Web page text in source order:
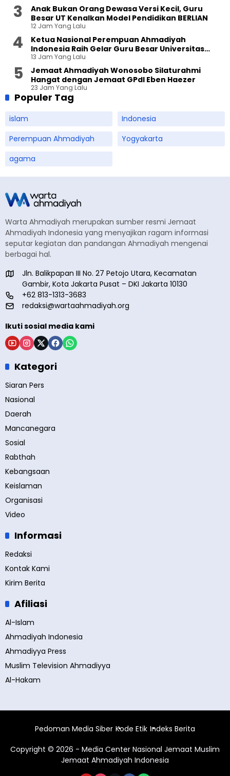
Anak Bukan Orang Dewasa Versi Kecil, Guru
Besar UT Kenalkan Model Pendidikan BERLIAN
12 Jam Yang Lalu
Ketua Nasional Perempuan Ahmadiyah
Indonesia Raih Gelar Guru Besar Universitas
Terbuka
13 Jam Yang Lalu
Jemaat Ahmadiyah Wonosobo Silaturahmi
Hangat dengan Jemaat GPdI Eben Haezer
23 Jam Yang Lalu
Populer Tag
islam
Indonesia
Perempuan Ahmadiyah
Yogyakarta
agama
Warta Ahmadiyah merupakan sumber resmi Jemaat
Ahmadiyah Indonesia yang menyajikan ragam informasi
seputar kegiatan dan pandangan Ahmadiyah mengenai
berbagai hal.
Jln. Balikpapan III No. 27 Petojo Utara, Kecamatan
Gambir, Kota Jakarta Pusat – DKI Jakarta 10130
+62 813-1313-3683
redaksi@wartaahmadiyah.org
Ikuti sosial media kami
Kategori
Siaran Pers
Nasional
Daerah
Mancanegara
Sosial
Rabthah
Kebangsaan
Keislaman
Organisasi
Video
Informasi
Redaksi
Kontak Kami
Kirim Berita
Afiliasi
Al-Islam
Ahmadiyah Indonesia
Ahmadiyya Press
Muslim Television Ahmadiyya
Al-Hakam
Pedoman Media Siber Kode Etik Indeks Berita
Copyright © 2026 - Media Center Nasional Jemaat Muslim
Jemaat Ahmadiyah Indonesia